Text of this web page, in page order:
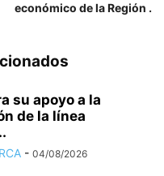
económico de la Región .
su apoyo a la
de la línea
- 04/08/2026